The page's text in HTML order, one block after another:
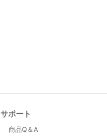
サポート
商品Q＆A